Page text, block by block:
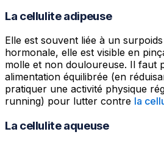
La cellulite adipeuse
Elle est souvent liée à un surpoids
hormonale, elle est visible en
molle et non douloureuse. Il faut
alimentation équilibrée (en
pratiquer une activité physique
running) pour lutter contre la
La cellulite aqueuse